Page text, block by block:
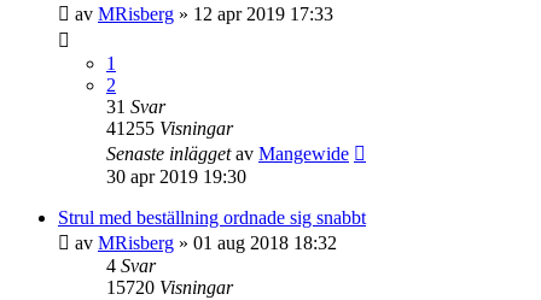
av MRisberg » 12 apr 2019 17:33
1
2
31 Svar
41255 Visningar
Senaste inläggetav Mangewide
30 apr 2019 19:30
Strul med beställning ordnade sig snabbt
av MRisberg » 01 aug 2018 18:32
4 Svar
15720 Visningar